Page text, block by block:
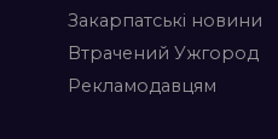
Закарпатські новини
Втрачений Ужгород
Рекламодавцям